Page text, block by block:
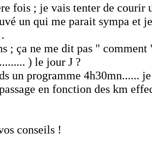
fois ; je vais tenter de courir
un qui me parait sympa et
; ça ne me dit pas "
) le jour J ?
un programme 4h30mn......
en fonction des km
conseils !